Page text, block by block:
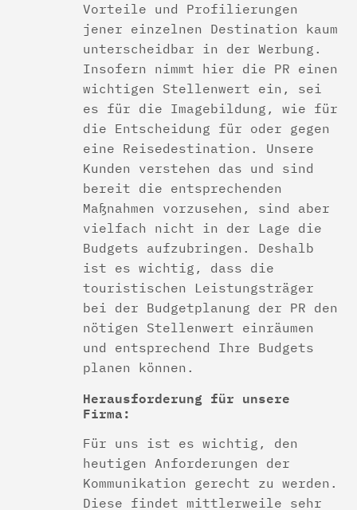
Vorteile und Profilierungen
jener einzelnen Destination kaum
unterscheidbar in der Werbung.
Insofern nimmt hier die PR einen
wichtigen Stellenwert ein, sei
es für die Imagebildung, wie für
die Entscheidung für oder gegen
eine Reisedestination. Unsere
Kunden verstehen das und sind
bereit die entsprechenden
Maßnahmen vorzusehen, sind aber
vielfach nicht in der Lage die
Budgets aufzubringen. Deshalb
ist es wichtig, dass die
touristischen Leistungsträger
bei der Budgetplanung der PR den
nötigen Stellenwert einräumen
und entsprechend Ihre Budgets
planen können.
Herausforderung für unsere
Firma:
Für uns ist es wichtig, den
heutigen Anforderungen der
Kommunikation gerecht zu werden.
Diese findet mittlerweile sehr